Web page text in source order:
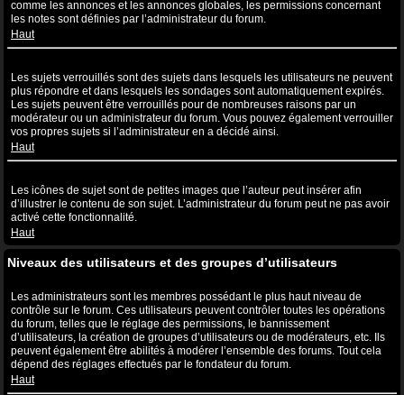
comme les annonces et les annonces globales, les permissions concernant
les notes sont définies par l’administrateur du forum.
Haut
Les sujets verrouillés sont des sujets dans lesquels les utilisateurs ne peuvent
plus répondre et dans lesquels les sondages sont automatiquement expirés.
Les sujets peuvent être verrouillés pour de nombreuses raisons par un
modérateur ou un administrateur du forum. Vous pouvez également verrouiller
vos propres sujets si l’administrateur en a décidé ainsi.
Haut
Les icônes de sujet sont de petites images que l’auteur peut insérer afin
d’illustrer le contenu de son sujet. L’administrateur du forum peut ne pas avoir
activé cette fonctionnalité.
Haut
Niveaux des utilisateurs et des groupes d’utilisateurs
Les administrateurs sont les membres possédant le plus haut niveau de
contrôle sur le forum. Ces utilisateurs peuvent contrôler toutes les opérations
du forum, telles que le réglage des permissions, le bannissement
d’utilisateurs, la création de groupes d’utilisateurs ou de modérateurs, etc. Ils
peuvent également être abilités à modérer l’ensemble des forums. Tout cela
dépend des réglages effectués par le fondateur du forum.
Haut